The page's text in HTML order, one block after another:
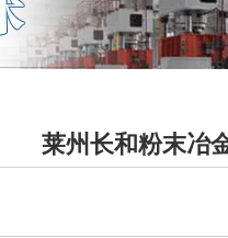
莱州长和粉末冶